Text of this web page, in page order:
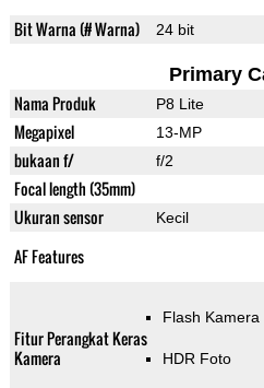
Bit Warna (# Warna) 24 bit
Primary
Nama Produk P8 Lite
Megapixel 13-MP
bukaan f/ f/2
Focal length (35mm)
Ukuran sensor Kecil
AF Features
Fitur Perangkat Keras
Kamera
Flash Kamera
HDR Foto